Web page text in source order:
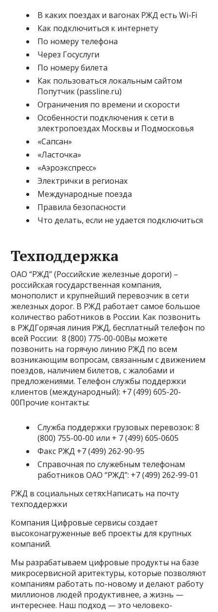
В каких поездах и вагонах РЖД есть Wi-Fi
Как подключиться к интернету
По номеру телефона
Через Госуслуги
По номеру билета
Как пользоваться локальным сайтом
Попутчик (passline.ru)
Ограничения по времени и скорости
Особенности подключения к сети в
электропоездах Москвы и Подмосковья
«Сапсан»
«Ласточка»
«Аэроэкспресс»
Электрички в регионах
Международные поезда
Правила безопасности
Что делать, если не удается подключиться
Техподдержка
ОАО “РЖД” (Российские железные дороги) –
российская государственная компания,
монополист и крупнейший перевозчик в сети
железных дорог. В РЖД работает самое большое
количество работников в России. Как позвонить
в РЖДГорячая линия РЖД, бесплатный телефон по
всей России: 8 (800) 775-00-00Вы можете
позвонить на горячую линию РЖД по всем
возникающим вопросам, связанным с движением
поездов, наличием билетов, с жалобами и
предложениями. Телефон службы поддержки
клиентов (международный): +7 (499) 605-20-
00Прочие контакты:
Служба поддержки грузовых перевозок: 8
(800) 755-00-00 или + 7 (499) 605-0605
Факс РЖД +7 (499) 262-90-95
Справочная по служебным телефонам
работников ОАО “РЖД”: +7 (499) 262-99-01
РЖД в социальных сетях:Написать на почту
техподдержки
Компания Цифровые сервисы создает
высоконагруженные веб проекты для крупных
компаний.
Мы разрабатываем цифровые продукты на базе
микросервисной аритектуры, которые позволяют
компаниям работать по-новому и делают работу
миллионов людей продуктивнее, а жизнь —
интереснее. Наш подход — это человеко-